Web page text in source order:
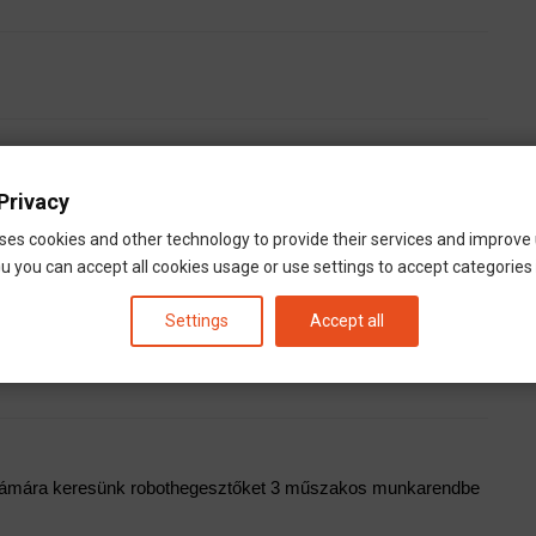
keresünk robothegesztőket 3 műszakos munkarendbe
cookies and other technology to provide their services and improve
you can accept all cookies usage or use settings to accept categories
Settings Accept all